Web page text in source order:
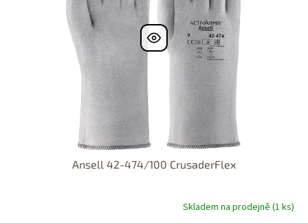
Ansell 42-474/100 CrusaderFlex
Skladem na prodejně (1 ks)